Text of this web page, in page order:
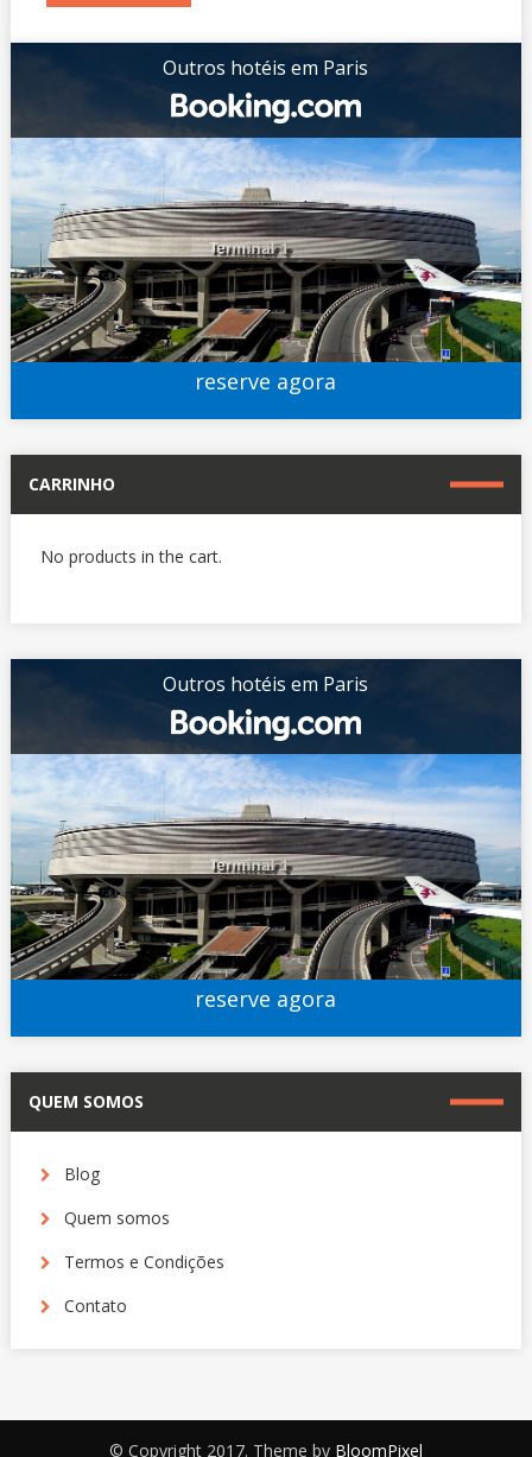
Outros hotéis em Paris
reserve agora
CARRINHO
No products in the cart.
Outros hotéis em Paris
reserve agora
QUEM SOMOS
Blog
Quem somos
Termos e Condições
Contato
© Copyright 2017. Theme by BloomPixel